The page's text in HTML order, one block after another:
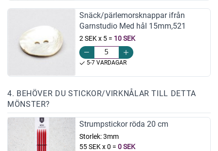
Snäck/pärlemorsknappar ifrån
Garnstudio Med hål 15mm,521
2 SEK x 5= 10 SEK
5-7 VARDAGAR
4. BEHÖVER DU STICKOR/VIRKNÅLAR TILL DETTA
MÖNSTER?
Strumpstickor röda 20 cm
Storlek:3mm
55 SEK x 0 = 0 SEK